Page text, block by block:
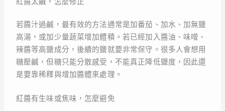
若醬汁過鹹，最有效的方法通常是加番茄、加水、加無鹽
高湯，或加少量蔬菜增加體積。若已經加入醬油、味噌、
辣醬等高鹽成分，後續的鹽就要非常保守。很多人會想用
糖壓鹹，但糖只能分散感受，不能真正降低鹽度，因此還
是要靠稀釋與增加醬體來處理。
紅醬有生味或焦味，怎麼避免